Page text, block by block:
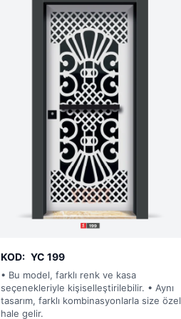
KOD: YC 199
• Bu model, farklı renk ve kasa
seçenekleriyle kişiselleştirilebilir. • Aynı
tasarım, farklı kombinasyonlarla size özel
hale gelir.